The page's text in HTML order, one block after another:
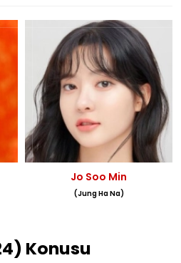
Jo Soo Min
(Jung Ha Na)
Konusu